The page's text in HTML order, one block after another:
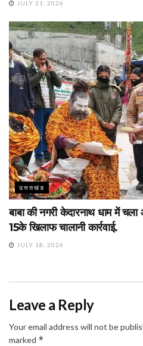
JULY 21, 2026
उत्तराखंड
बाबा की नगरी केदारनाथ धाम में
15के खिलाफ चालानी कार्रवाई.
JULY 18, 2026
Leave a Reply
Your email address will not be
marked *